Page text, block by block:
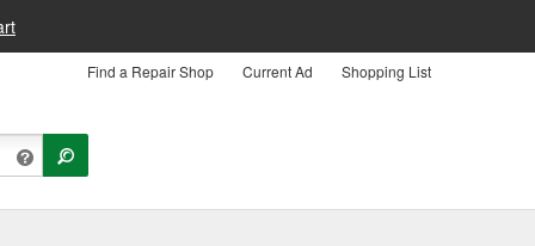
Find a Repair Shop Current Ad Shopping List